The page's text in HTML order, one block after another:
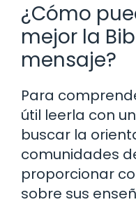
¿Cómo
mejor la
mensaje?
Para
útil leerla con
buscar la
comunidades
proporcionar
sobre sus